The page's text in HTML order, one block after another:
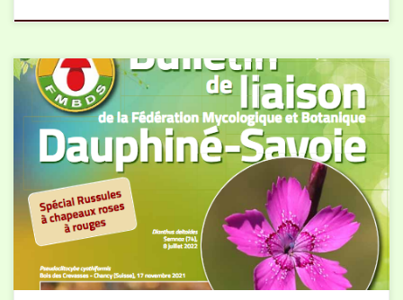
Vous trouverez ci-après le n°32 du bulletin de liaison. Views: 289